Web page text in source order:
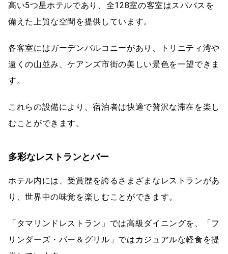
高い5つ星ホテルであり、全128室の客室はスパバスを
備えた上質な空間を提供しています。
各客室にはガーデンバルコニーがあり、トリニティ湾や
遠くの山並み、ケアンズ市街の美しい景色を一望できま
す。
これらの設備により、宿泊者は快適で贅沢な滞在を楽し
むことができます。
多彩なレストランとバー
ホテル内には、受賞歴を誇るさまざまなレストランがあ
り、世界中の味覚を楽しむことができます。
「タマリンドレストラン」では高級ダイニングを、「フ
リンダーズ・バー＆グリル」ではカジュアルな軽食を提